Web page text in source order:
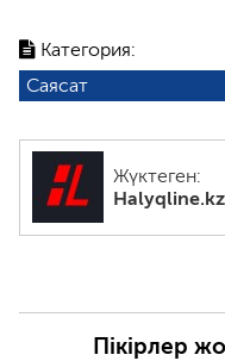
Категория:
Саясат
Жүктеген:
Halyqline.kz
Пікірлер